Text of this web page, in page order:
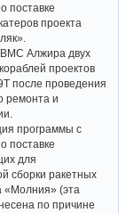
поставке
проекта
Алжира двух
проектов
после проведения
ремонта и
программы с
поставке
для
сборки ракетных
«Молния» (эта
по причине